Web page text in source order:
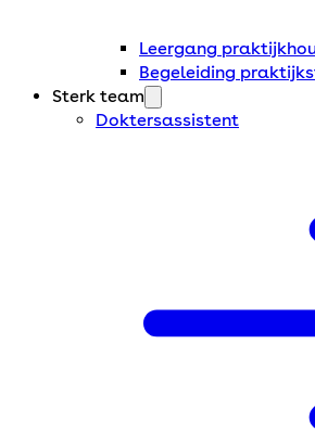
Leergang
Begeleiding
Sterk team
Doktersassistent